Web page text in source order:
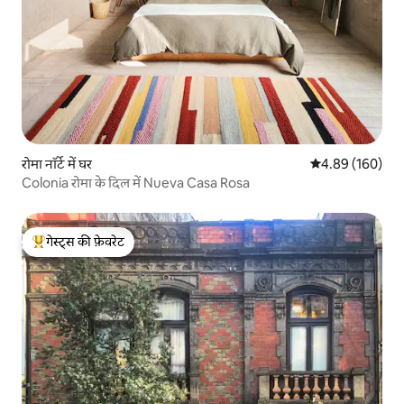
रोमा नॉर्टे में घर औसत रेटिंग 5 में से
4.89 (160)
Colonia रोमा के दिल में Nueva Casa Rosa
गेस्ट्स का टॉप फ़ेवरेट
गेस्ट्स की फ़ेवरेट